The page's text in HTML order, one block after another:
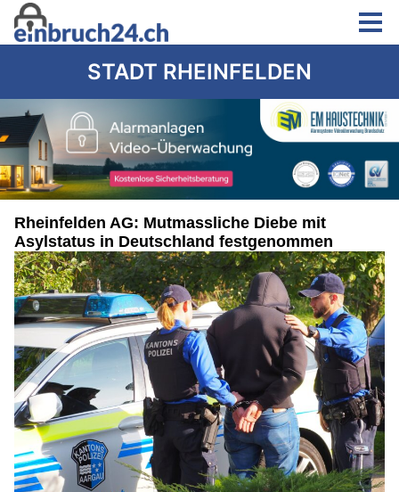
STADT RHEINFELDEN
Rheinfelden AG: Mutmassliche Diebe mit
Asylstatus in Deutschland festgenommen